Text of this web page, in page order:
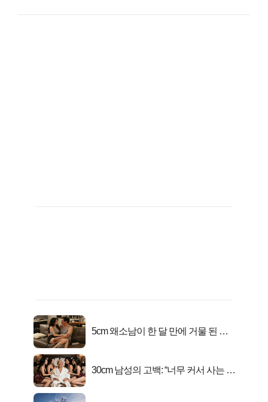
5cm 왜소남이 한 달 만에 거물 된 사
30cm 남성의 고백: “너무 커서 사는 게